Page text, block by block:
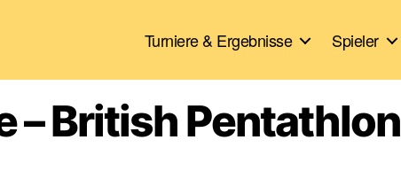
Turniere & Ergebnisse Spieler
– British Pentathlon